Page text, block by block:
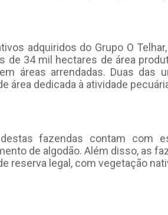
adquiridos do Grupo O
de 34 mil hectares de área
áreas arrendadas. Duas das
área dedicada à atividade
fazendas contam com
de algodão. Além disso, as
reserva legal, com vegetação